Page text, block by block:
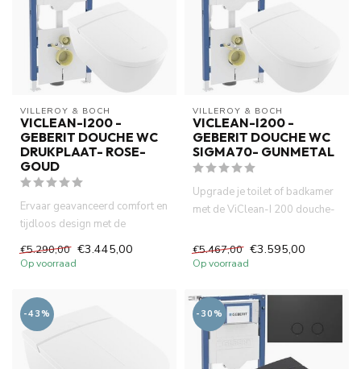
VILLEROY & BOCH
VICLEAN-I200 -
GEBERIT DOUCHE WC
DRUKPLAAT- ROSE-
GOUD
Ervaar geavanceerd comfort en
tijdloos design met de
ViClean-I 200 douche-wc van...
€5.290,00 €3.445,00
Op voorraad
VILLEROY & BOCH
VICLEAN-I200 -
GEBERIT DOUCHE WC
SIGMA70- GUNMETAL
Upgrade je toilet of badkamer
met de ViClean-I 200 douche-
€5.467,00 €3.595,00
Op voorraad
-43% -30%